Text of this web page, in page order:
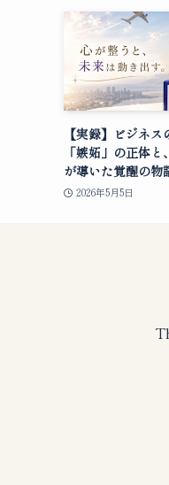
【実録】ビジネ
「嫉妬」の正体
が導いた覚醒の物
2026年5月5日